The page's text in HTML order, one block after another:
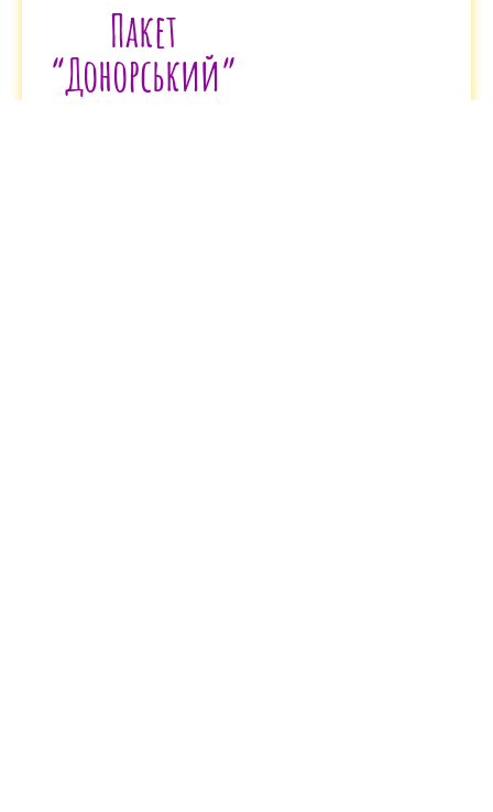
Пакет
“Донорський”